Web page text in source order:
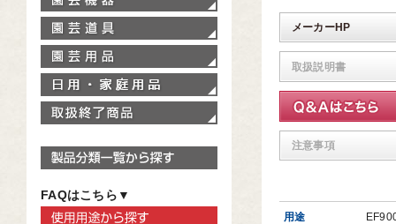
メーカーHP
取扱説明書
注意事項
用途
製品分類一覧から探す
FAQはこちら▼
使用用途から探す